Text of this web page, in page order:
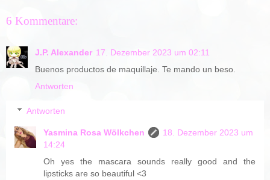
6 Kommentare:
J.P. Alexander 17. Dezember 2023 um 02:11
Buenos productos de maquillaje. Te mando un beso.
Antworten
Antworten
Yasmina Rosa Wölkchen
18. Dezember 2023 um
14:24
Oh yes the mascara sounds really good and the
lipsticks are so beautiful <3